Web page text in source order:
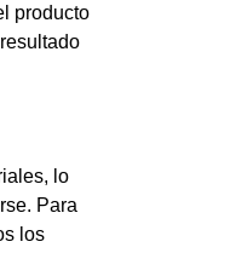
producto
lo
Para
los